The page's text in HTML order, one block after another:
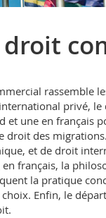
rassemble
privé,
et une en français
des
et de droit
français, la
la pratique
Enfin, le